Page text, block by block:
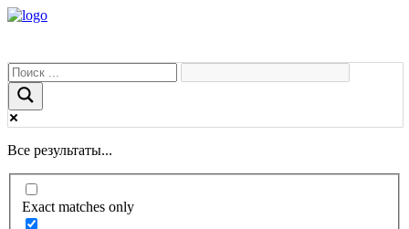
Все результаты...
Exact matches only